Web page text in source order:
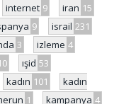
internet 9 iran 15
9 israil 231
3 izleme 4
ışid 53
kadın 101
kadın
1 kampanya 4